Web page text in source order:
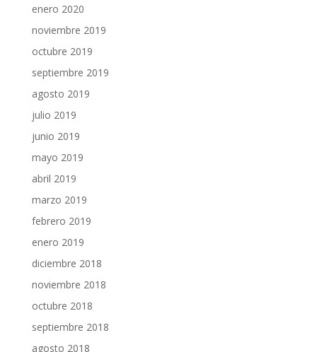
enero 2020
noviembre 2019
octubre 2019
septiembre 2019
agosto 2019
julio 2019
junio 2019
mayo 2019
abril 2019
marzo 2019
febrero 2019
enero 2019
diciembre 2018
noviembre 2018
octubre 2018
septiembre 2018
agosto 2018